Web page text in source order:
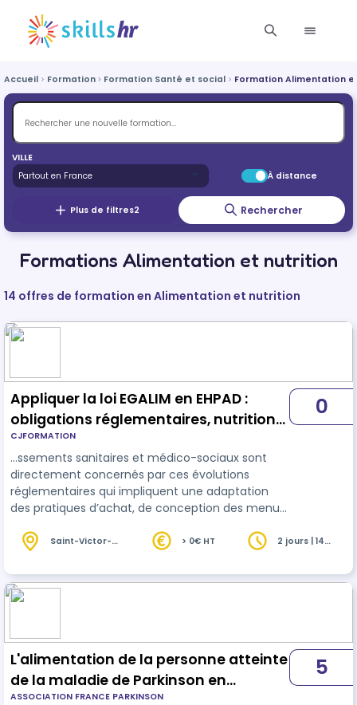
Accueil Formation Formation Santé et social Formation Alimentation
VILLE
À distance
Plus de filtres2 Rechercher
Formations Alimentation et nutrition
14 offres de formation en Alimentation et nutrition
Appliquer la loi EGALIM en EHPAD :
obligations réglementaires, nutrition
et organisation de la restauration
CJFORMATION
…ssements sanitaires et médico-sociaux sont
directement concernés par ces évolutions
réglementaires qui impliquent une adaptation
des pratiques d’achat, de conception des menus
contexte où les enjeux
nutritionnels,
les professionnels doivent comprendre ces
obligations et identifier les leviers permettant de
mise à jour des conn…
0
Saint-Victor-
> 0€ HT
2 jours | 14
L'alimentation de la personne atteinte
de la maladie de Parkinson en
restauration collective
ASSOCIATION FRANCE PARKINSON
5